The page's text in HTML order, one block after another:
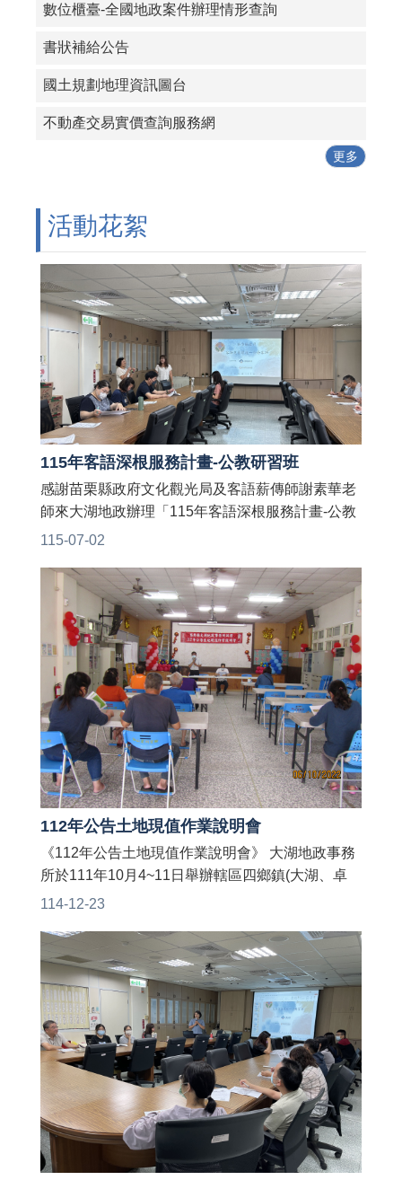
數位櫃臺-全國地政案件辦理情形查詢
書狀補給公告
國土規劃地理資訊圖台
不動產交易實價查詢服務網
更多
活動花絮
115年客語深根服務計畫-公教研習班
115-07-02
感謝苗栗縣政府文化觀光局及客語薪傳師謝素華老
師來大湖地政辦理「115年客語深根服務計畫-公教
研習班」👏👏 老師授課生動活潑，帶來許多有趣的
輕鬆愉快的氛圍中學習到許多實用的客語🤩 期待將
所學運用於日常生活及職場，共創友善客語環境❣️
112年公告土地現值作業說明會
114-12-23
《112年公告土地現值作業說明會》 大湖地政事務
所於111年10月4~11日舉辦轄區四鄉鎮(大湖、卓
蘭、獅潭、泰安) 由苗栗縣政府地政處、財政處、
互交流以確實掌握地價波動情形， 期使達到地價訂
定更為合理，並藉此機會向民眾宣導最新不動產相
關法令。